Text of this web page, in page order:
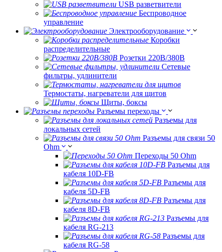
USB разветвители
Беспроводное
управление
Электрооборудование
Коробки
распределительные
Розетки 220В/380В
Сетевые
фильтры, удлинители
Термостаты, нагреватели для щитов
Щиты, боксы
Разъемы переходы
Разъемы для
локальных сетей
Разъемы для связи 50
Ohm
Переходы 50 Ohm
Разъемы для
кабеля 10D-FB
Разъемы для
кабеля 5D-FB
Разъемы для
кабеля 8D-FB
Разъемы для
кабеля RG-213
Разъемы для
кабеля RG-58